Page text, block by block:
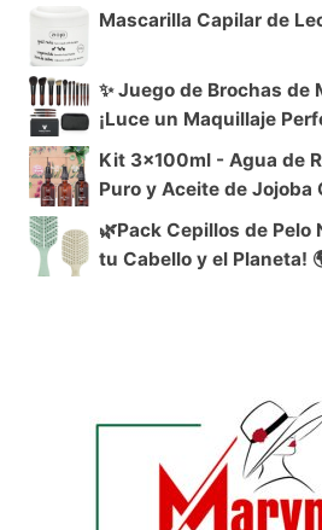
Mascarilla Capilar de
✨ Juego de Brochas de
¡Luce un Maquillaje
Kit 3x100ml - Agua de
Puro y Aceite de Jojoba
🌿Pack Cepillos de Pelo
tu Cabello y el Planeta!